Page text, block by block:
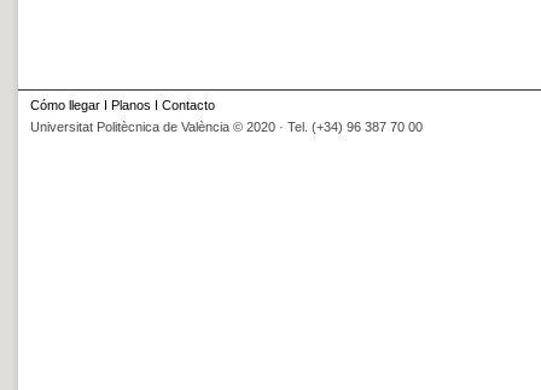
Cómo llegar I Planos I Contacto
Universitat Politècnica de València © 2020 · Tel. (+34) 96 387 70 00